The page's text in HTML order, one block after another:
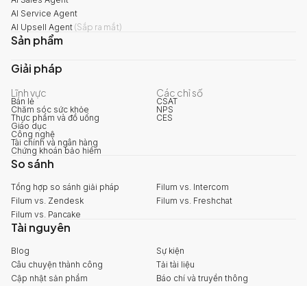
AI Service Agent
AI Upsell Agent (Sắp ra mắt)
Sản phẩm
Giải pháp
Lĩnh vực
Bán lẻ
Chăm sóc sức khỏe
Thực phẩm và đồ uống
Giáo dục
Công nghệ
Tài chính và ngân hàng
Chứng khoán bảo hiểm
Các chỉ số
CSAT
NPS
CES
So sánh
Tổng hợp so sánh giải pháp
Filum vs. Intercom
Filum vs. Zendesk
Filum vs. Freshchat
Filum vs. Pancake
Tài nguyên
Blog
Sự kiện
Câu chuyện thành công
Tải tài liệu
Cập nhật sản phẩm
Báo chí và truyền thông